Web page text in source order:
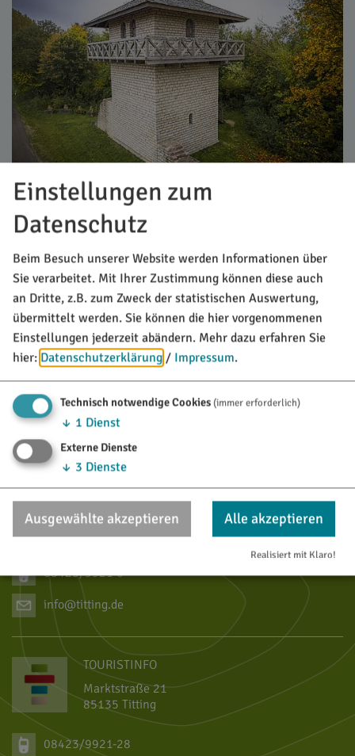
Dienstag, 04. November 2025
Urlaubsmagazin der Limesgemeinden 2026
MARKT TITTING
Rathausplatz 1
85135 Titting
08423/9921-0
info@titting.de
TOURISTINFO
Marktstraße 21
85135 Titting
08423/9921-28
Einstellungen zum
Datenschutz
Beim Besuch unserer Website werden Informationen über
Sie verarbeitet. Mit Ihrer Zustimmung können diese auch
an Dritte, z.B. zum Zweck der statistischen Auswertung,
übermittelt werden. Sie können die hier vorgenommenen
Einstellungen jederzeit abändern. Mehr dazu erfahren Sie
hier: Datenschutzerklärung / Impressum.
Technisch notwendige Cookies(immer erforderlich)
↓ 1 Dienst
Externe Dienste
↓ 3 Dienste
Ausgewählte akzeptieren Alle akzeptieren
Realisiert mit Klaro!